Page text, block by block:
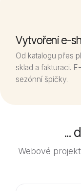
Vytvoření e-
Od katalogu přes
sklad a fakturaci.
sezónní špičky.
...
Webové